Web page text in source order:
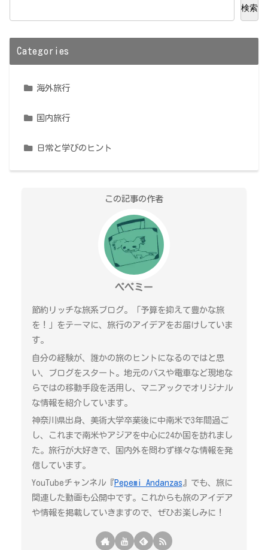
検索
Categories
海外旅行
国内旅行
日常と学びのヒント
この記事の作者
ペペミー
節約リッチな旅系ブログ。「予算を抑えて豊かな旅
を！」をテーマに、旅行のアイデアをお届けしていま
す。
自分の経験が、誰かの旅のヒントになるのではと思
い、ブログをスタート。地元のバスや電車など現地な
らではの移動手段を活用し、マニアックでオリジナル
な情報を紹介しています。
神奈川県出身、美術大学卒業後に中南米で3年間過ご
し、これまで南米やアジアを中心に24か国を訪れまし
た。旅行が大好きで、国内外を問わず様々な情報を発
信しています。
YouTubeチャンネル『Pepemi Andanzas』でも、旅に
関連した動画も公開中です。これからも旅のアイデア
や情報を掲載していきますので、ぜひお楽しみに！